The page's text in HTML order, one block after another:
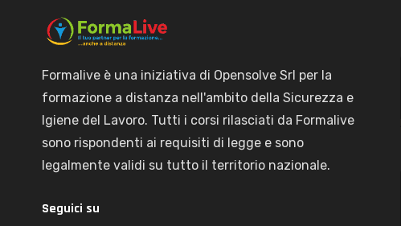
Formalive è una iniziativa di Opensolve Srl per la
formazione a distanza nell'ambito della Sicurezza e
Igiene del Lavoro. Tutti i corsi rilasciati da Formalive
sono rispondenti ai requisiti di legge e sono
legalmente validi su tutto il territorio nazionale.
Seguici su